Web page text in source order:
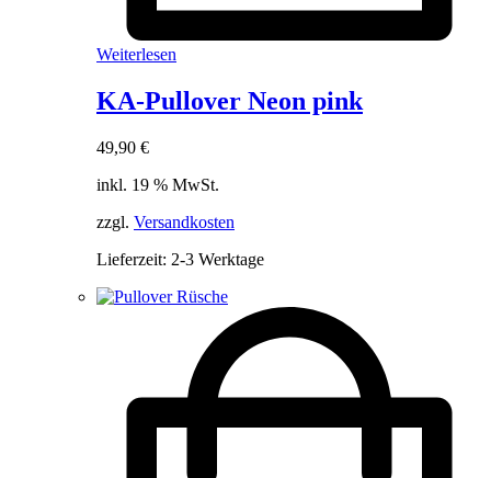
Weiterlesen
KA-Pullover Neon pink
49,90 €
inkl. 19 % MwSt.
zzgl. Versandkosten
Lieferzeit: 2-3 Werktage